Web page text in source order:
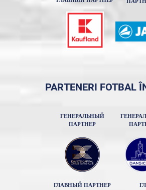
PARTENERI FOTBAL
ГЕНЕРАЛЬНЫЙ
ПАРТНЕР
ГЛАВНЫЙ ПАРТНЕР